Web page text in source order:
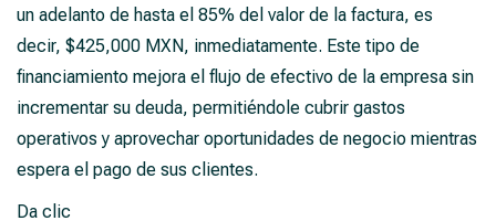
un adelanto de hasta el 85% del valor de la factura, es
decir, $425,000 MXN, inmediatamente. Este tipo de
financiamiento mejora el flujo de efectivo de la empresa sin
incrementar su deuda, permitiéndole cubrir gastos
operativos y aprovechar oportunidades de negocio mientras
espera el pago de sus clientes.
Da clic